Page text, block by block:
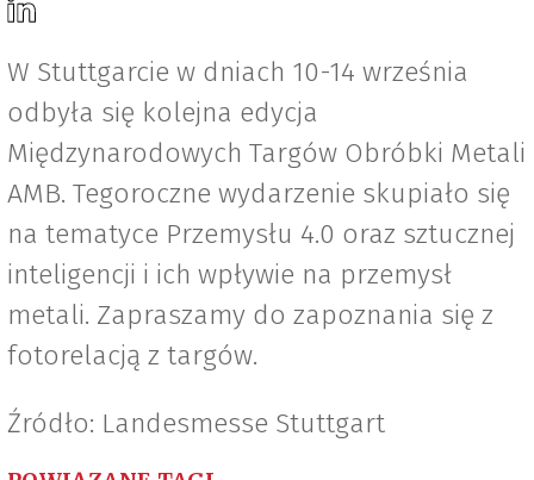
W Stuttgarcie w dniach 10-14 września
odbyła się kolejna edycja
Międzynarodowych Targów Obróbki Metali
AMB. Tegoroczne wydarzenie skupiało się
na tematyce Przemysłu 4.0 oraz sztucznej
inteligencji i ich wpływie na przemysł
metali. Zapraszamy do zapoznania się z
fotorelacją z targów.
Źródło: Landesmesse Stuttgart